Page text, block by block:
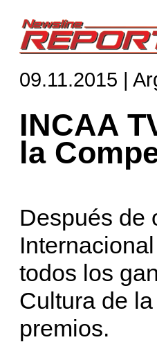
09.11.2015 |
INCAA
la
Después de
todos los
Cultura de
premios.